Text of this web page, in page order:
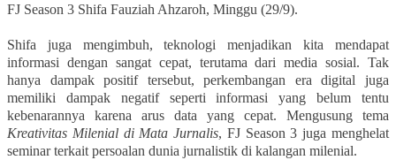
FJ Season 3 Shifa Fauziah Ahzaroh, Minggu (29/9).
Shifa juga mengimbuh, teknologi menjadikan kita mendapat
informasi dengan sangat cepat, terutama dari media sosial. Tak
hanya dampak positif tersebut, perkembangan era digital juga
memiliki dampak negatif seperti informasi yang belum tentu
kebenarannya karena arus data yang cepat. Mengusung tema
Kreativitas Milenial di Mata Jurnalis, FJ Season 3 juga menghelat
seminar terkait persoalan dunia jurnalistik di kalangan milenial.